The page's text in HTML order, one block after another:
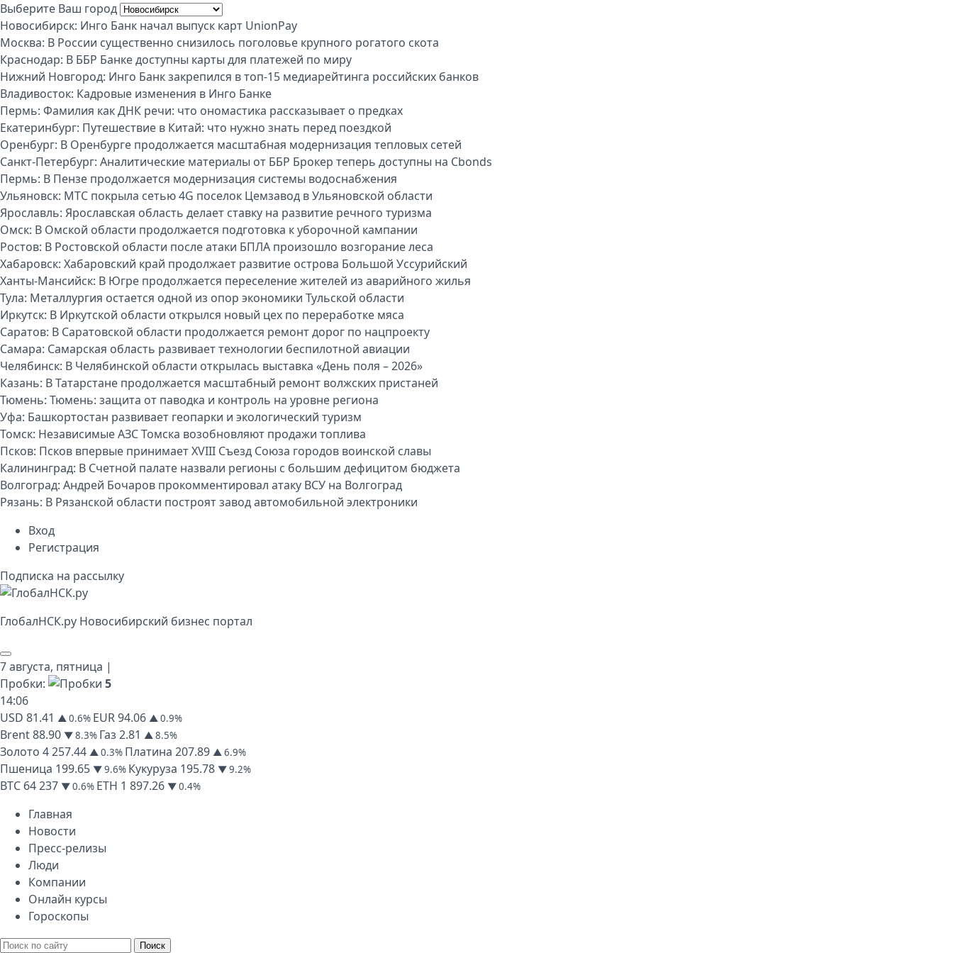
Выберите Ваш город
Новосибирск: Инго Банк начал выпуск карт UnionPay
Москва: В России существенно снизилось поголовье крупного рогатого скота
Краснодар: В ББР Банке доступны карты для платежей по миру
Нижний Новгород: Инго Банк закрепился в топ-15 медиарейтинга российских банков
Владивосток: Кадровые изменения в Инго Банке
Пермь: Фамилия как ДНК речи: что ономастика рассказывает о предках
Екатеринбург: Путешествие в Китай: что нужно знать перед поездкой
Оренбург: В Оренбурге продолжается масштабная модернизация тепловых сетей
Санкт-Петербург: Аналитические материалы от ББР Брокер теперь доступны на Cbonds
Пермь: В Пензе продолжается модернизация системы водоснабжения
Ульяновск: МТС покрыла сетью 4G поселок Цемзавод в Ульяновской области
Ярославль: Ярославская область делает ставку на развитие речного туризма
Омск: В Омской области продолжается подготовка к уборочной кампании
Ростов: В Ростовской области после атаки БПЛА произошло возгорание леса
Хабаровск: Хабаровский край продолжает развитие острова Большой Уссурийский
Ханты-Мансийск: В Югре продолжается переселение жителей из аварийного жилья
Тула: Металлургия остается одной из опор экономики Тульской области
Иркутск: В Иркутской области открылся новый цех по переработке мяса
Саратов: В Саратовской области продолжается ремонт дорог по нацпроекту
Самара: Самарская область развивает технологии беспилотной авиации
Челябинск: В Челябинской области открылась выставка «День поля – 2026»
Казань: В Татарстане продолжается масштабный ремонт волжских пристаней
Тюмень: Тюмень: защита от паводка и контроль на уровне региона
Уфа: Башкортостан развивает геопарки и экологический туризм
Томск: Независимые АЗС Томска возобновляют продажи топлива
Псков: Псков впервые принимает XVIII Съезд Союза городов воинской славы
Калининград: В Счетной палате назвали регионы с большим дефицитом бюджета
Волгоград: Андрей Бочаров прокомментировал атаку ВСУ на Волгоград
Рязань: В Рязанской области построят завод автомобильной электроники
Вход
Регистрация
Подписка на рассылку
ГлобалНСК.py Новосибирский бизнес портал
7 августа, пятница |
Пробки:
5
14:06
USD 81.41 ▲ 0.6% EUR94.06 ▲ 0.9%
Brent88.90 ▼ 8.3% Газ 2.81 ▲ 8.5%
Золото 4 257.44 ▲ 0.3% Платина 207.89 ▲ 6.9%
Пшеница 199.65 ▼ 9.6% Кукуруза 195.78 ▼ 9.2%
BTC 64 237 ▼ 0.6% ETH 1 897.26 ▼ 0.4%
Главная
Новости
Пресс-релизы
Люди
Компании
Онлайн курсы
Гороскопы
Поиск